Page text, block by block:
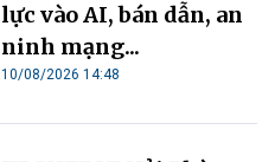
lực vào AI, bán dẫn, an
ninh mạng...
10/08/2026 14:48